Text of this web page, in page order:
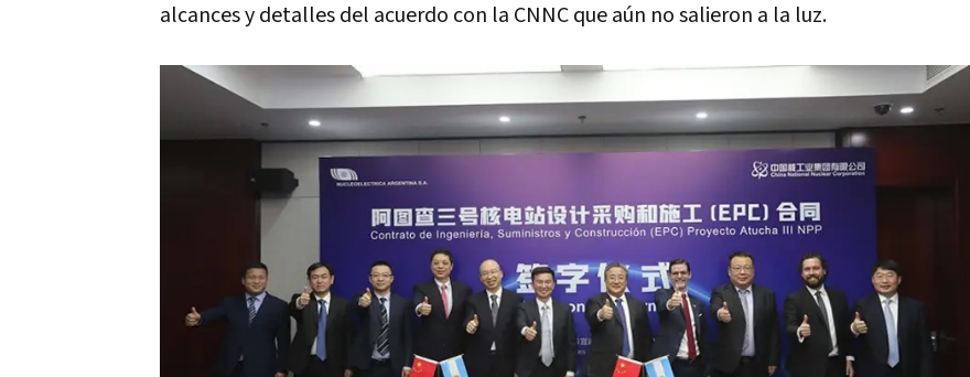
alcances y detalles del acuerdo con la CNNC que aún no salieron a la luz.